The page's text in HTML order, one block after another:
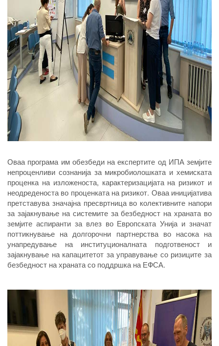
Оваа програма им обезбеди на експертите од ИПА земјите
непроценливи сознанија за микробиолошката и хемиската
проценка на изложеноста, карактеризацијата на ризикот и
неодреденоста во проценката на ризикот. Оваа иницијатива
претставува значајна пресвртница во колективните напори
за зајакнување на системите за безбедност на храната во
земјите аспиранти за влез во Европската Унија и значат
поттикнување на долгорочни партнерства во насока на
унапредување на институционалната подготвеност и
зајакнување на капацитетот за управување со ризиците за
безбедност на храната со поддршка на ЕФСА.